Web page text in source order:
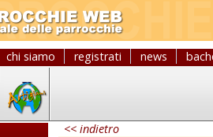
chi siamo registrati news
<< indietro